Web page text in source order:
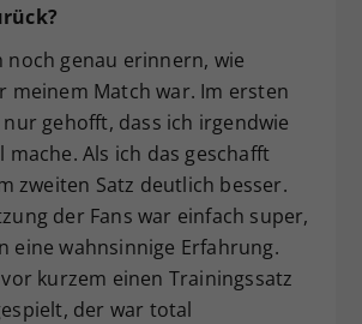
noch genau erinnern, wie
meinem Match war. Im ersten
nur gehofft, dass ich irgendwie
mache. Als ich das geschafft
zweiten Satz deutlich besser.
der Fans war einfach super,
eine wahnsinnige Erfahrung.
kurzem einen Trainingssatz
der war total